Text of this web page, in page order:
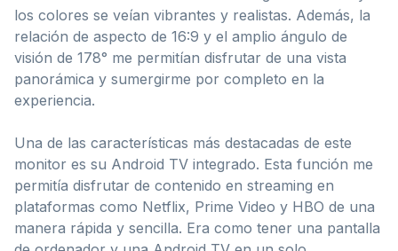
los colores se veían vibrantes y realistas. Además, la
relación de aspecto de 16:9 y el amplio ángulo de
visión de 178° me permitían disfrutar de una vista
panorámica y sumergirme por completo en la
experiencia.
Una de las características más destacadas de este
monitor es su Android TV integrado. Esta función me
permitía disfrutar de contenido en streaming en
plataformas como Netflix, Prime Video y HBO de una
manera rápida y sencilla. Era como tener una pantalla